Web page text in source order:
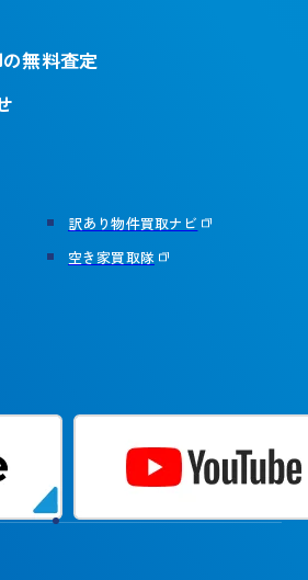
無料査定
訳あり物件買取ナビ
空き家買取隊